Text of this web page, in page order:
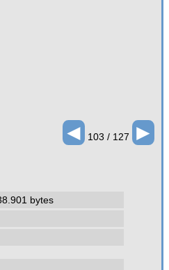
◄ 103 / 127 ►
bytes